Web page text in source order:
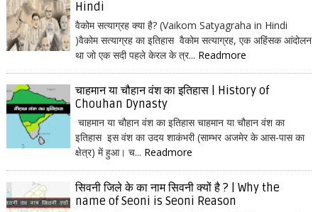
Hindi
वैकोम सत्याग्रह क्या है? (Vaikom Satyagraha in Hindi
)वैकोम सत्याग्रह का इतिहास वैकोम सत्याग्रह, एक अहिंसक आंदोलन
था जो एक सदी पहले केरल के त्र... Readmore
चाहमान या चौहान वंश का इतिहास | History of
Chouhan Dynasty
चाहमान या चौहान वंश का इतिहास चाहमान या चौहान वंश का
इतिहास इस वंश का उदय शाकंभरी (साम्भर अजमेर के आस-पास का
क्षेत्र) में हुआ। च... Readmore
सिवनी जिले के का नाम सिवनी क्यों है ? | Why the
name of Seoni is Seoni Reason